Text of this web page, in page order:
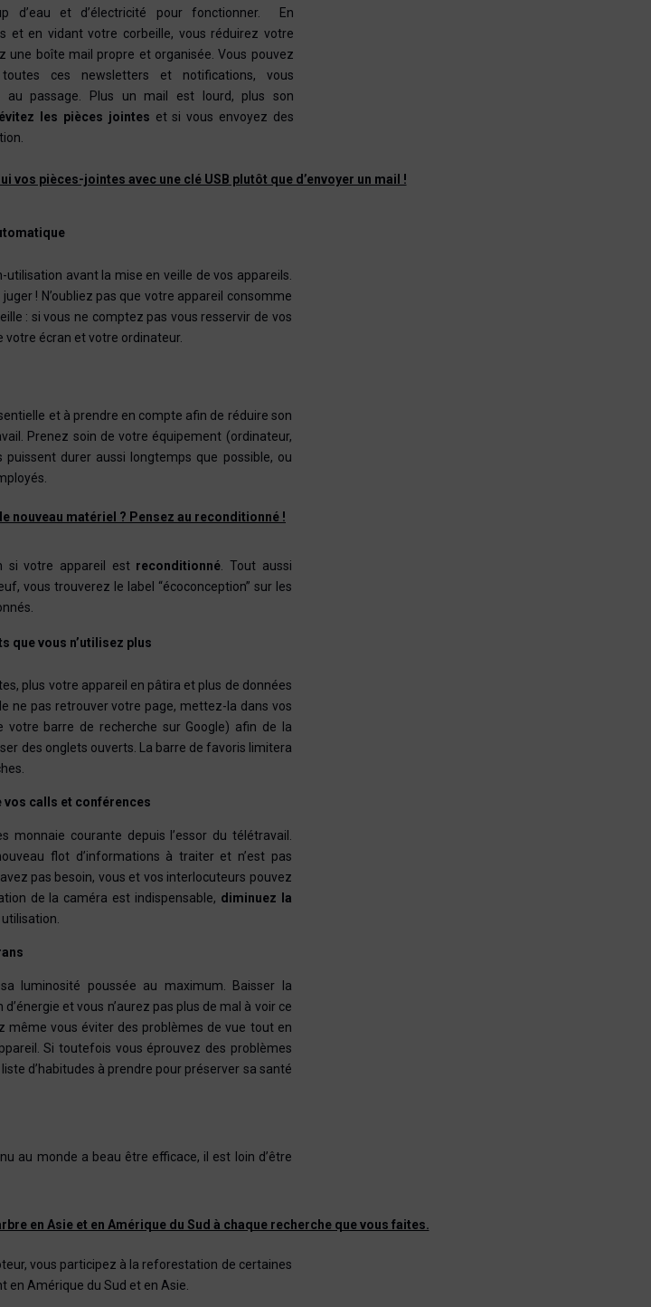
d’eau et d’électricité pour fonctionner. En
et en vidant votre corbeille, vous réduirez votre
une boîte mail propre et organisée. Vous pouvez
ces newsletters et notifications, vous
au passage. Plus un mail est lourd, plus son
évitez les pièces jointes et si vous envoyez des
pièces-jointes avec une clé USB plutôt que d’envoyer un mail !
avant la mise en veille de vos appareils.
! N’oubliez pas que votre appareil consomme
: si vous ne comptez pas vous resservir de vos
votre écran et votre ordinateur.
et à prendre en compte afin de réduire son
Prenez soin de votre équipement (ordinateur,
puissent durer aussi longtemps que possible, ou
nouveau matériel ? Pensez au reconditionné !
si votre appareil est reconditionné . Tout aussi
vous trouverez le label “écoconception” sur les
que vous n’utilisez plus
plus votre appareil en pâtira et plus de données
ne pas retrouver votre page, mettez-la dans vos
votre barre de recherche sur Google) afin de la
des onglets ouverts. La barre de favoris limitera
vos calls et conférences
monnaie courante depuis l’essor du télétravail.
flot d’informations à traiter et n’est pas
pas besoin, vous et vos interlocuteurs pouvez
de la caméra est indispensable, diminuez la
luminosité poussée au maximum. Baisser la
et vous n’aurez pas plus de mal à voir ce
même vous éviter des problèmes de vue tout en
Si toutefois vous éprouvez des problèmes
d’habitudes à prendre pour préserver sa santé
au monde a beau être efficace, il est loin d’être
en Asie et en Amérique du Sud à chaque recherche que vous faites.
vous participez à la reforestation de certaines
Amérique du Sud et en Asie.